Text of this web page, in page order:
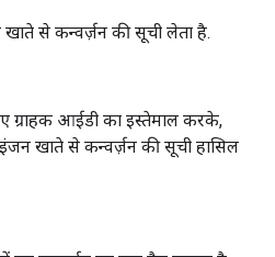
से कन्वर्ज़न की सूची लेता है.
ग्राहक आईडी का इस्तेमाल करके,
खाते से कन्वर्ज़न की सूची हासिल